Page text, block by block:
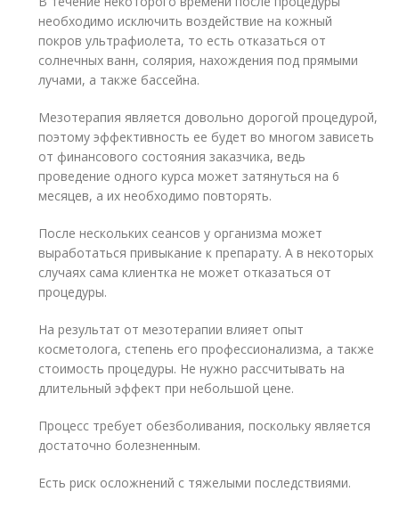
необходимо исключить воздействие на кожный
покров ультрафиолета, то есть отказаться от
солнечных ванн, солярия, нахождения под прямыми
лучами, а также бассейна.
Мезотерапия является довольно дорогой процедурой,
поэтому эффективность ее будет во многом зависеть
от финансового состояния заказчика, ведь
проведение одного курса может затянуться на 6
месяцев, а их необходимо повторять.
После нескольких сеансов у организма может
выработаться привыкание к препарату. А в некоторых
случаях сама клиентка не может отказаться от
процедуры.
На результат от мезотерапии влияет опыт
косметолога, степень его профессионализма, а также
стоимость процедуры. Не нужно рассчитывать на
длительный эффект при небольшой цене.
Процесс требует обезболивания, поскольку является
достаточно болезненным.
Есть риск осложнений с тяжелыми последствиями.